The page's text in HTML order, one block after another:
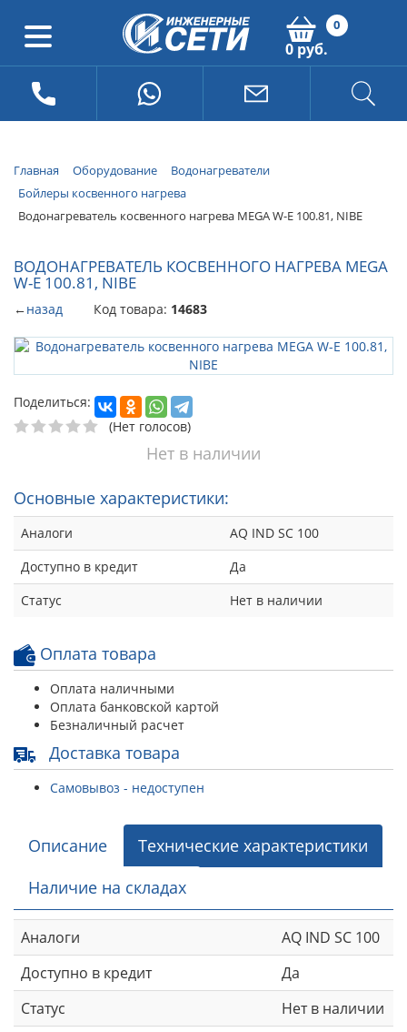
0
0 руб.
Главная Оборудование
Водонагреватели
Бойлеры косвенного нагрева
Водонагреватель косвенного нагрева MEGA W-E 100.81, NIBE
ВОДОНАГРЕВАТЕЛЬ КОСВЕННОГО НАГРЕВА MEGA
W-E 100.81, NIBE
←назад Код товара: 14683
Поделиться:
(Нет голосов)
Нет в наличии
Основные характеристики:
Аналоги
AQ IND SC 100
Доступно в кредит
Да
Статус
Нет в наличии
Оплата товара
Оплата наличными
Оплата банковской картой
Безналичный расчет
Доставка товара
Самовывоз - недоступен
Описание
Технические характеристики
Наличие на складах
Аналоги
AQ IND SC 100
Доступно в кредит
Да
Статус
Нет в наличии